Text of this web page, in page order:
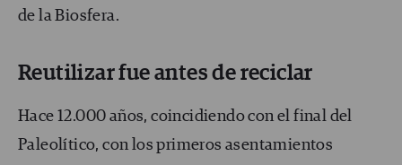
de la Biosfera.
Reutilizar fue antes de reciclar
Hace 12.000 años, coincidiendo con el final del
Paleolítico, con los primeros asentamientos